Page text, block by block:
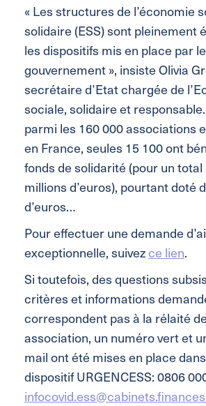
« Les structures de l’économie
solidaire (ESS) sont pleinement
les dispositifs mis en place par le
gouvernement », insiste Olivia
secrétaire d’Etat chargée de
sociale, solidaire et
parmi les 160 000 associations
en France, seules 15 100 ont
fonds de solidarité (pour un total
millions d’euros), pourtant doté
d’euros…
Pour effectuer une demande
exceptionnelle, suivezce lien.
Si toutefois, des questions
critères et informations
correspondent pas à la rélaité
association, un numéro vert et
mail ont été mises en place
dispositif URGENCESS: 0806